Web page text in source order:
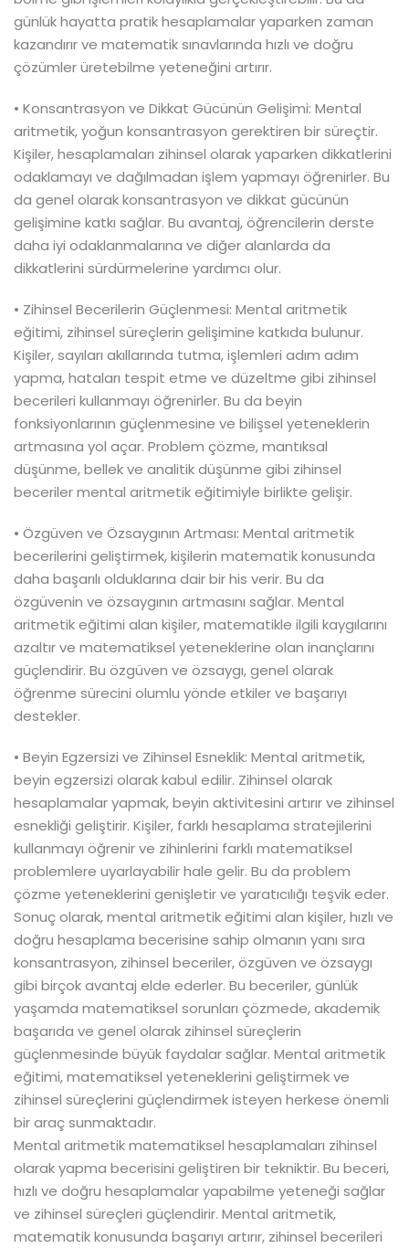
günlük hayatta pratik hesaplamalar yaparken zaman
kazandırır ve matematik sınavlarında hızlı ve doğru
çözümler üretebilme yeteneğini artırır.
• Konsantrasyon ve Dikkat Gücünün Gelişimi: Mental
aritmetik, yoğun konsantrasyon gerektiren bir süreçtir.
Kişiler, hesaplamaları zihinsel olarak yaparken dikkatlerini
odaklamayı ve dağılmadan işlem yapmayı öğrenirler. Bu
da genel olarak konsantrasyon ve dikkat gücünün
gelişimine katkı sağlar. Bu avantaj, öğrencilerin derste
daha iyi odaklanmalarına ve diğer alanlarda da
dikkatlerini sürdürmelerine yardımcı olur.
• Zihinsel Becerilerin Güçlenmesi: Mental aritmetik
eğitimi, zihinsel süreçlerin gelişimine katkıda bulunur.
Kişiler, sayıları akıllarında tutma, işlemleri adım adım
yapma, hataları tespit etme ve düzeltme gibi zihinsel
becerileri kullanmayı öğrenirler. Bu da beyin
fonksiyonlarının güçlenmesine ve bilişsel yeteneklerin
artmasına yol açar. Problem çözme, mantıksal
düşünme, bellek ve analitik düşünme gibi zihinsel
beceriler mental aritmetik eğitimiyle birlikte gelişir.
• Özgüven ve Özsaygının Artması: Mental aritmetik
becerilerini geliştirmek, kişilerin matematik konusunda
daha başarılı olduklarına dair bir his verir. Bu da
özgüvenin ve özsaygının artmasını sağlar. Mental
aritmetik eğitimi alan kişiler, matematikle ilgili kaygılarını
azaltır ve matematiksel yeteneklerine olan inançlarını
güçlendirir. Bu özgüven ve özsaygı, genel olarak
öğrenme sürecini olumlu yönde etkiler ve başarıyı
destekler.
• Beyin Egzersizi ve Zihinsel Esneklik: Mental aritmetik,
beyin egzersizi olarak kabul edilir. Zihinsel olarak
hesaplamalar yapmak, beyin aktivitesini artırır ve zihinsel
esnekliği geliştirir. Kişiler, farklı hesaplama stratejilerini
kullanmayı öğrenir ve zihinlerini farklı matematiksel
problemlere uyarlayabilir hale gelir. Bu da problem
çözme yeteneklerini genişletir ve yaratıcılığı teşvik eder.
Sonuç olarak, mental aritmetik eğitimi alan kişiler, hızlı ve
doğru hesaplama becerisine sahip olmanın yanı sıra
konsantrasyon, zihinsel beceriler, özgüven ve özsaygı
gibi birçok avantaj elde ederler. Bu beceriler, günlük
yaşamda matematiksel sorunları çözmede, akademik
başarıda ve genel olarak zihinsel süreçlerin
güçlenmesinde büyük faydalar sağlar. Mental aritmetik
eğitimi, matematiksel yeteneklerini geliştirmek ve
zihinsel süreçlerini güçlendirmek isteyen herkese önemli
bir araç sunmaktadır.
Mental aritmetik matematiksel hesaplamaları zihinsel
olarak yapma becerisini geliştiren bir tekniktir. Bu beceri,
hızlı ve doğru hesaplamalar yapabilme yeteneği sağlar
ve zihinsel süreçleri güçlendirir. Mental aritmetik,
matematik konusunda başarıyı artırır, zihinsel becerileri